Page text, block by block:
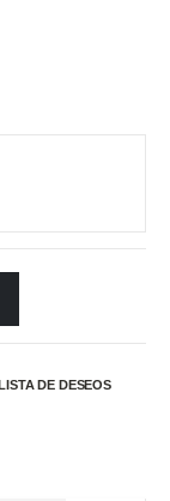
DE DESEOS